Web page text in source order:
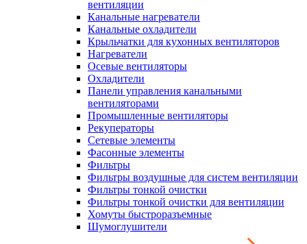
вентиляции
Канальные нагреватели
Канальные охладители
Крыльчатки для кухонных вентиляторов
Нагреватели
Осевые вентиляторы
Охладители
Панели управления канальными
вентиляторами
Промышленные вентиляторы
Рекуператоры
Сетевые элементы
Фасонные элементы
Фильтры
Фильтры воздушные для систем вентиляции
Фильтры тонкой очистки
Фильтры тонкой очистки для вентиляции
Хомуты быстроразъемные
Шумоглушители